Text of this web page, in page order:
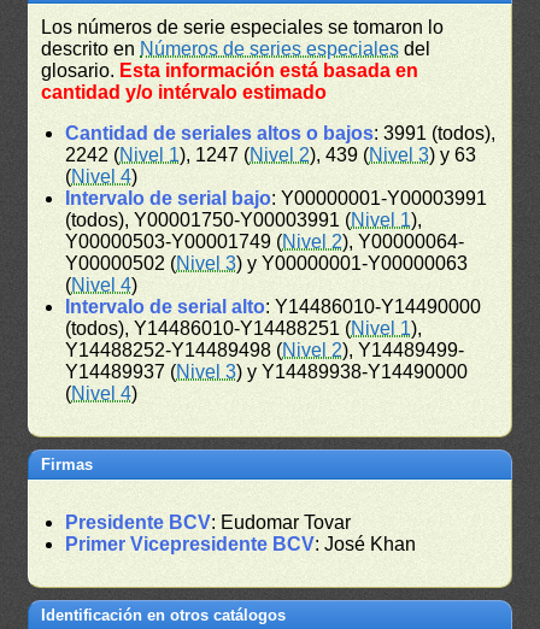
Los números de serie especiales se tomaron lo
descrito en Números de series especiales del
glosario. Esta información está basada en
cantidad y/o intérvalo estimado
Cantidad de seriales altos o bajos: 3991 (todos),
2242 (Nivel 1), 1247 (Nivel 2), 439 (Nivel 3) y 63
(Nivel 4)
Intervalo de serial bajo: Y00000001-Y00003991
(todos), Y00001750-Y00003991 (Nivel 1),
Y00000503-Y00001749 (Nivel 2), Y00000064-
Y00000502 (Nivel 3) y Y00000001-Y00000063
(Nivel 4)
Intervalo de serial alto: Y14486010-Y14490000
(todos), Y14486010-Y14488251 (Nivel 1),
Y14488252-Y14489498 (Nivel 2), Y14489499-
Y14489937 (Nivel 3) y Y14489938-Y14490000
(Nivel 4)
Firmas
Presidente BCV: Eudomar Tovar
Primer Vicepresidente BCV: José Khan
Identificación en otros catálogos